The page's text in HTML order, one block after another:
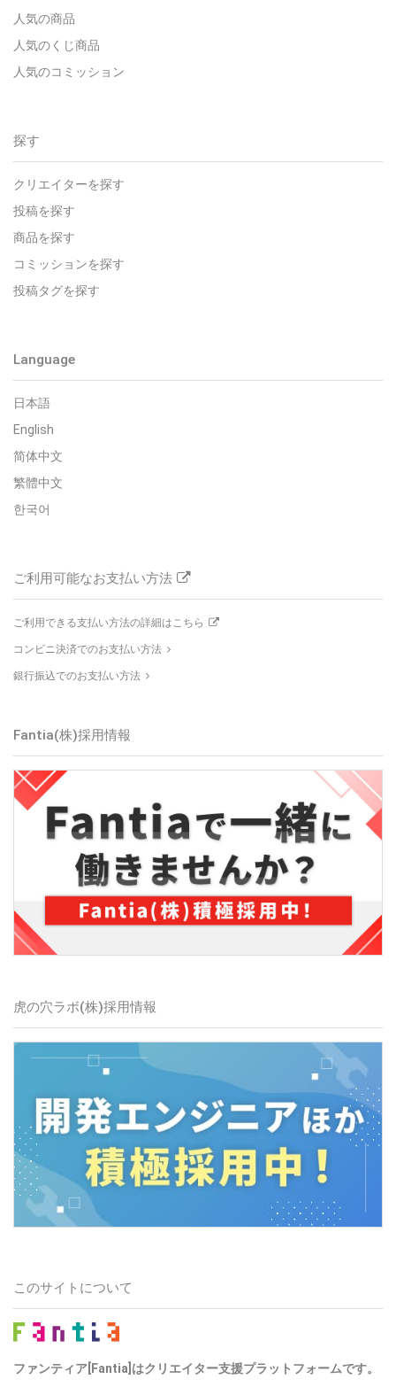
人気の商品
人気のくじ商品
人気のコミッション
探す
クリエイターを探す
投稿を探す
商品を探す
コミッションを探す
投稿タグを探す
Language
日本語
English
简体中文
繁體中文
한국어
ご利用可能なお支払い方法
ご利用できる支払い方法の詳細はこちら
コンビニ決済でのお支払い方法
銀行振込でのお支払い方法
Fantia(株)採用情報
虎の穴ラボ(株)採用情報
このサイトについて
ファンティア[Fantia]はクリエイター支援プラットフォームです。